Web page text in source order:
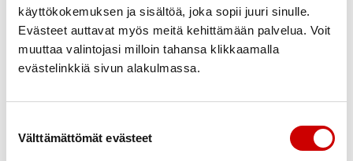
käyttökokemuksen ja sisältöä, joka sopii juuri sinulle.
Evästeet auttavat myös meitä kehittämään palvelua. Voit
muuttaa valintojasi milloin tahansa klikkaamalla
evästelinkkiä sivun alakulmassa.
Välttämättömät evästeet
tammikuussa, ensimmäinen maksuerä täytyy
maksaa maaliskuussa.
Kuinka paljon voit saada
määrän verran (633,17 euroa vuonna 2025). Jos olet